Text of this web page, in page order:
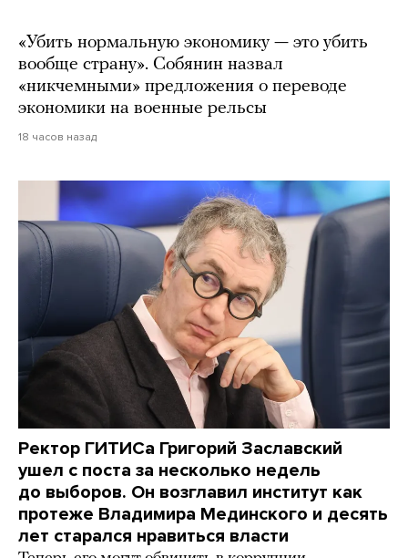
«Убить нормальную экономику — это убить
вообще страну». Собянин назвал
«никчемными» предложения о переводе
экономики на военные рельсы
18 часов назад
Ректор ГИТИСа Григорий Заславский
ушел с поста за несколько недель
до выборов. Он возглавил институт как
протеже Владимира Мединского и десять
лет старался нравиться власти